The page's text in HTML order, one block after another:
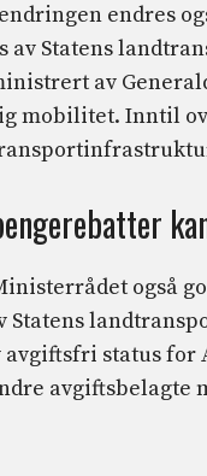
endres
av Statens
av
mobilitet. Inntil
også
Statens
status for
avgiftsbelagte